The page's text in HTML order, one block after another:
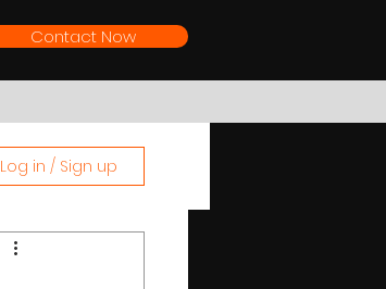
Contact Now
Log in / Sign up